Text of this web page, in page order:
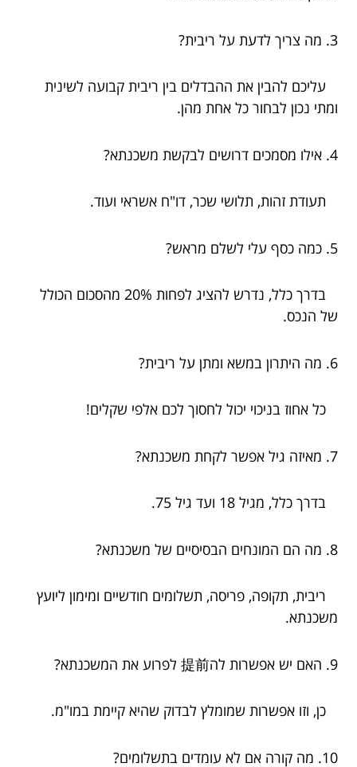
3. מה צריך לדעת על ריבית?
עליכם להבין את ההבדלים בין ריבית קבועה לשינית
ומתי נכון לבחור כל אחת מהן.
4. אילו מסמכים דרושים לבקשת משכנתא?
תעודת זהות, תלושי שכר, דו"ח אשראי ועוד.
5. כמה כסף עלי לשלם מראש?
בדרך כלל, נדרש להציג לפחות 20% מהסכום הכולל
של הנכס.
6. מה היתרון במשא ומתן על ריבית?
כל אחוז בניכוי יכול לחסוך לכם אלפי שקלים!
7. מאיזה גיל אפשר לקחת משכנתא?
בדרך כלל, מגיל 18 ועד גיל 75.
8. מה הם המונחים הבסיסיים של משכנתא?
ריבית, תקופה, פריסה, תשלומים חודשיים ומימון ליועץ
משכנתא.
9. האם יש אפשרות לה提前 לפרוע את המשכנתא?
כן, וזו אפשרות שמומלץ לבדוק שהיא קיימת במו"מ.
10. מה קורה אם לא עומדים בתשלומים?